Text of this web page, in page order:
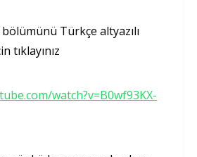
Türkçe altyazılı
tıklayınız
watch?v=B0wf93KX-